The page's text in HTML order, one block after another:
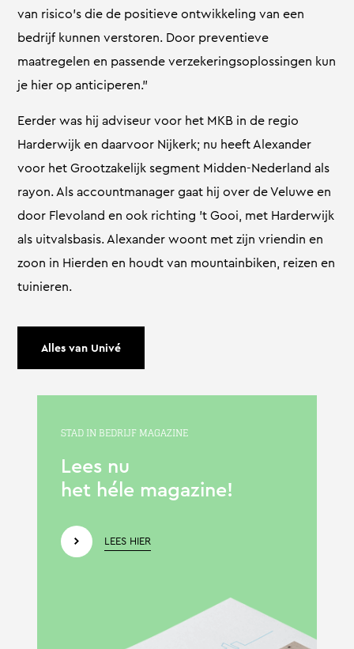
van risico’s die de positieve ontwikkeling van een
bedrijf kunnen verstoren. Door preventieve
maatregelen en passende verzekeringsoplossingen kun
je hier op anticiperen.”
Eerder was hij adviseur voor het MKB in de regio
Harderwijk en daarvoor Nijkerk; nu heeft Alexander
voor het Grootzakelijk segment Midden-Nederland als
rayon. Als accountmanager gaat hij over de Veluwe en
door Flevoland en ook richting ’t Gooi, met Harderwijk
als uitvalsbasis. Alexander woont met zijn vriendin en
zoon in Hierden en houdt van mountainbiken, reizen en
tuinieren.
Alles van Univé
STAD IN BEDRIJF MAGAZINE
Lees nu
het héle magazine!
LEES HIER